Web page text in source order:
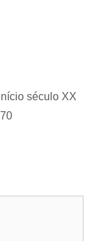
século XX